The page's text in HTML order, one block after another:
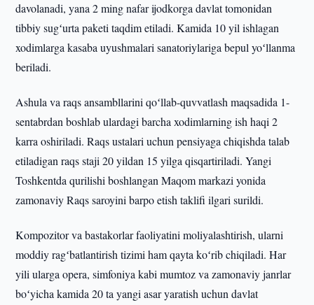
davolanadi, yana 2 ming nafar ijodkorga davlat tomonidan
tibbiy sugʻurta paketi taqdim etiladi. Kamida 10 yil ishlagan
xodimlarga kasaba uyushmalari sanatoriylariga bepul yoʻllanma
beriladi.
Ashula va raqs ansambllarini qoʻllab-quvvatlash maqsadida 1-
sentabrdan boshlab ulardagi barcha xodimlarning ish haqi 2
karra oshiriladi. Raqs ustalari uchun pensiyaga chiqishda talab
etiladigan raqs staji 20 yildan 15 yilga qisqartiriladi. Yangi
Toshkentda qurilishi boshlangan Maqom markazi yonida
zamonaviy Raqs saroyini barpo etish taklifi ilgari surildi.
Kompozitor va bastakorlar faoliyatini moliyalashtirish, ularni
moddiy ragʻbatlantirish tizimi ham qayta koʻrib chiqiladi. Har
yili ularga opera, simfoniya kabi mumtoz va zamonaviy janrlar
boʻyicha kamida 20 ta yangi asar yaratish uchun davlat